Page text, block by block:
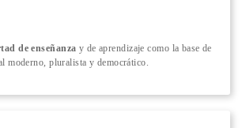
de enseñanza y de aprendizaje como la base de
moderno, pluralista y democrático.